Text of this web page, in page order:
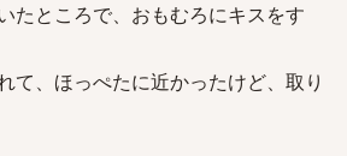
たところで、おもむろにキスをす
て、ほっぺたに近かったけど、取り